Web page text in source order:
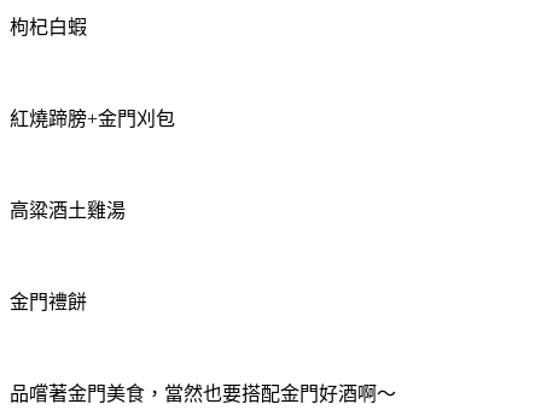
枸杞白蝦
紅燒蹄膀+金門刈包
高粱酒土雞湯
金門禮餅
品嚐著金門美食，當然也要搭配金門好酒啊～